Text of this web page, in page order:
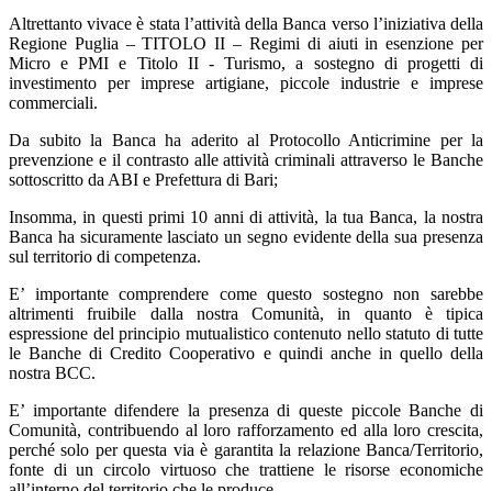
Altrettanto vivace è stata l’attività della Banca verso l’iniziativa della
Regione Puglia – TITOLO II – Regimi di aiuti in esenzione per
Micro e PMI e Titolo II - Turismo, a sostegno di progetti di
investimento per imprese artigiane, piccole industrie e imprese
commerciali.
Da subito la Banca ha aderito al Protocollo Anticrimine per la
prevenzione e il contrasto alle attività criminali attraverso le Banche
sottoscritto da ABI e Prefettura di Bari;
Insomma, in questi primi 10 anni di attività, la tua Banca, la nostra
Banca ha sicuramente lasciato un segno evidente della sua presenza
sul territorio di competenza.
E’ importante comprendere come questo sostegno non sarebbe
altrimenti fruibile dalla nostra Comunità, in quanto è tipica
espressione del principio mutualistico contenuto nello statuto di tutte
le Banche di Credito Cooperativo e quindi anche in quello della
nostra BCC.
E’ importante difendere la presenza di queste piccole Banche di
Comunità, contribuendo al loro rafforzamento ed alla loro crescita,
perché solo per questa via è garantita la relazione Banca/Territorio,
fonte di un circolo virtuoso che trattiene le risorse economiche